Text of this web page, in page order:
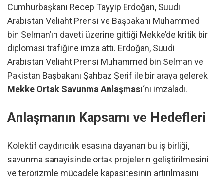
Cumhurbaşkanı Recep Tayyip Erdoğan, Suudi
Arabistan Veliaht Prensi ve Başbakanı Muhammed
bin Selman’ın daveti üzerine gittiği Mekke’de kritik bir
diplomasi trafiğine imza attı. Erdoğan, Suudi
Arabistan Veliaht Prensi Muhammed bin Selman ve
Pakistan Başbakanı Şahbaz Şerif ile bir araya gelerek
Mekke Ortak Savunma Anlaşması‘nı imzaladı.
Anlaşmanın Kapsamı ve Hedefleri
Kolektif caydırıcılık esasına dayanan bu iş birliği,
savunma sanayisinde ortak projelerin geliştirilmesini
ve terörizmle mücadele kapasitesinin artırılmasını